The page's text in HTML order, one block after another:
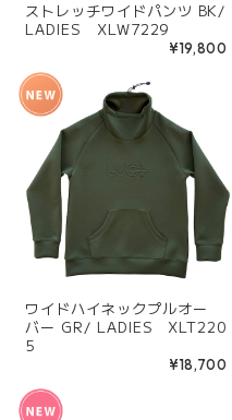
ストレッチワイドパンツ BK/
LADIES XLW7229
¥19,800
ワイドハイネックプルオー
バー GR/ LADIES XLT220
5
¥18,700